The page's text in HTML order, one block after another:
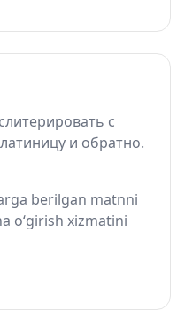
с
и обратно.
berilgan matnni
o‘girish xizmatini